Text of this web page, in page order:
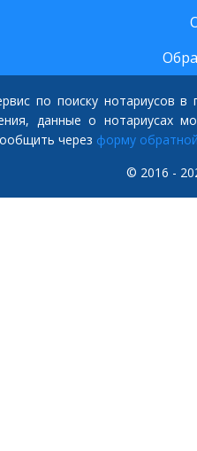
по поиску нотариусов
данные о нотариусах
через форму
© 2016 -